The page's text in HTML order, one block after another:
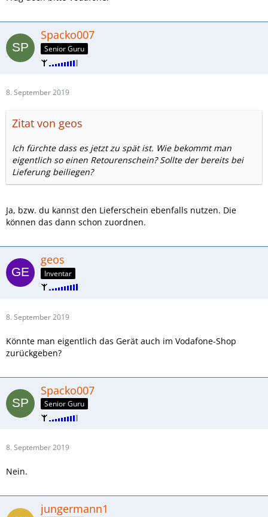
Spacko007
Senior Guru
8. September 2019
Zitat von geos
Ich fürchte dass es jetzt zu spät ist. Wie bekommt man
eigentlich so einen Retourenschein? Sollte der bereits bei
Lieferung beiliegen?
Ja, bzw. du kannst den Lieferschein ebenfalls nutzen. Die
können das dann schon zuordnen.
geos
Inventar
8. September 2019
Könnte man eigentlich das Gerät auch im Vodafone-Shop
zurückgeben?
Spacko007
Senior Guru
8. September 2019
Nein.
jungermann1